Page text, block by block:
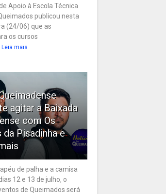
Apoio à Escola Técnica
publicou nesta
(24/06) que as
os cursos
Leia mais
agitar a Baixada
com Os
da Pisadinha e
de palha e a camisa
12 e 13 de julho, o
de Queimados será